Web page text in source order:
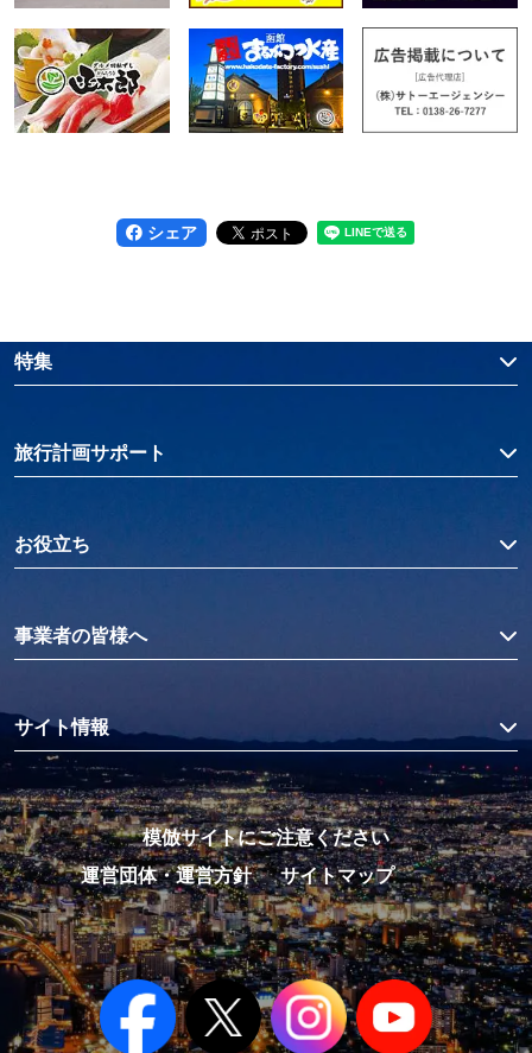
シェア
特集
旅行計画サポート
お役立ち
事業者の皆様へ
サイト情報
模倣サイトにご注意ください
運営団体・運営方針
サイトマップ